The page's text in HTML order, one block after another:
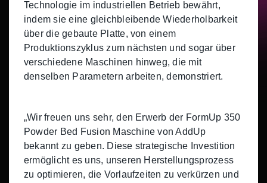
Technologie im industriellen Betrieb bewährt,
indem sie eine gleichbleibende Wiederholbarkeit
über die gebaute Platte, von einem
Produktionszyklus zum nächsten und sogar über
verschiedene Maschinen hinweg, die mit
denselben Parametern arbeiten, demonstriert.
„Wir freuen uns sehr, den Erwerb der FormUp 350
Powder Bed Fusion Maschine von AddUp
bekannt zu geben. Diese strategische Investition
ermöglicht es uns, unseren Herstellungsprozess
zu optimieren, die Vorlaufzeiten zu verkürzen und